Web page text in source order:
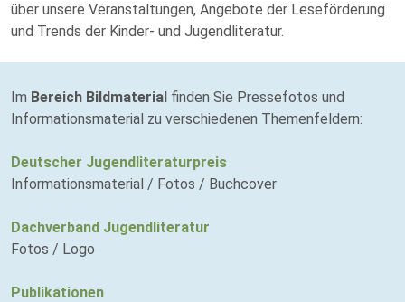
über unsere Veranstaltungen, Angebote der Leseförderung
und Trends der Kinder- und Jugendliteratur.
Im Bereich Bildmaterial finden Sie Pressefotos und
Informationsmaterial zu verschiedenen Themenfeldern:
Deutscher Jugendliteraturpreis
Informationsmaterial / Fotos / Buchcover
Dachverband Jugendliteratur
Fotos / Logo
Publikationen